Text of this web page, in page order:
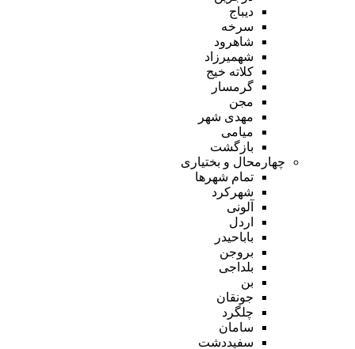
دیباج
سرخه
شاهرود
شهمیرزاد
کلاته خیج
گرمسار
مجن
مهدی شهر
میامی
بازگشت
چهارمحال و بختیاری
تمام شهر‌ها
شهرکرد
آلونی
اردل
باباحیدر
بروجن
بلداجی
بن
جونقان
چلگرد
سامان
سفیددشت